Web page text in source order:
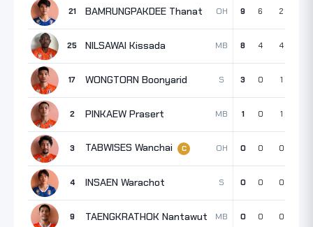
21 BAMRUNGPAKDEE Thanat OH 9 6 2
25 NILSAWAI Kissada MB 8 4 4
17 WONGTORN Boonyarid S 3 0 1
2 PINKAEW Prasert MB 1 0 1
3 TABWISES Wanchai C OH 0 0 0
4 INSAEN Warachot S 0 0 0
9 TAENGKRATHOK Nantawut MB 0 0 0